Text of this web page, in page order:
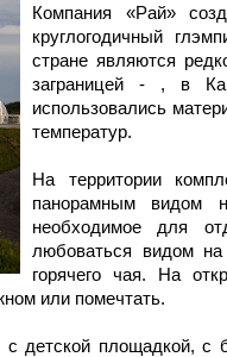
Компания «Рай»
круглогодичный
стране являются
заграницей - , в
использовались
температур.
На территории
панорамным видом
необходимое для
любоваться видом
горячего чая. На
или помечтать.
детской площадкой, с